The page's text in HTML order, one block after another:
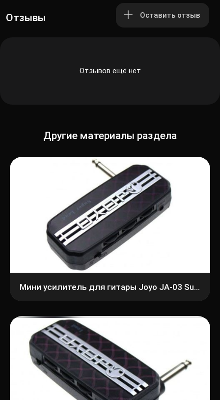
Отзывы Оставить отзыв
Отзывов ещё нет
Другие материалы раздела
Мини усилитель для гитары Joyo JA-03 Super Lead Headphone amp